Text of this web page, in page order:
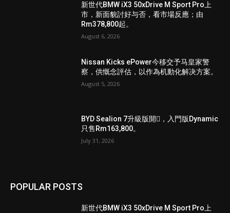
新世代BMW iX3 50xDrive M Sport Pro上
市，新面貌討好与否，看市場反應；由
Rm378,800起。
August 6, 2026
Nissan Kicks ePower今移交予马皇家警
察，供慨念評估，以作為机動化解决方案。
August 5, 2026
BYD Sealion 7升級版開𧷗，入門版Dynamic
只售Rm163,800。
July 31, 2026
POPULAR POSTS
新世代BMW iX3 50xDrive M Sport Pro上